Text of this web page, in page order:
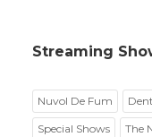
Streaming
Nuvol De Fum
Special Shows The